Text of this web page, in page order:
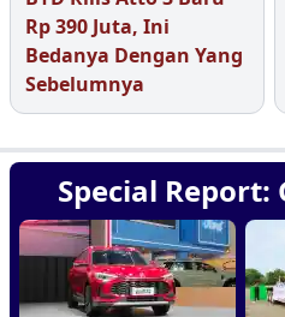
Rp 390 Juta, Ini
Bedanya Dengan Yang
Sebelumnya
Special Report: